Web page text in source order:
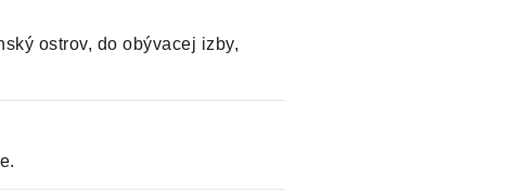
ostrov, do obývacej izby,